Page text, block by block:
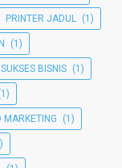
PRINTER JADUL (1)
(1)
BISNIS (1)
MARKETING (1)